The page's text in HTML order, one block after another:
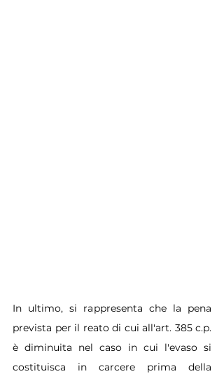
In ultimo, si rappresenta che la pena
prevista per il reato di cui all'art. 385 c.p.
è diminuita nel caso in cui l'evaso si
costituisca in carcere prima della